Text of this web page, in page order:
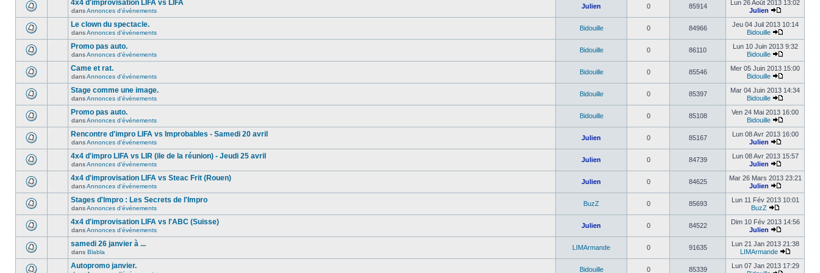
4x4 d'improvisation LIFA vs LIFA
dansAnnonces d'événements
Julien 0 85914
Lun 26 Août 2013 13:02
Julien
Le clown du spectacle.
dansAnnonces d'événements
Bidouille 0 84966
Jeu 04 Juil 2013 10:14
Bidouille
Promo pas auto.
dansAnnonces d'événements
Bidouille 0 86110
Lun 10 Juin 2013 9:32
Bidouille
Came et rat.
dansAnnonces d'événements
Bidouille 0 85546
Mer 05 Juin 2013 15:00
Bidouille
Stage comme une image.
dansAnnonces d'événements
Bidouille 0 85397
Mar 04 Juin 2013 14:34
Bidouille
Promo pas auto.
dansAnnonces d'événements
Bidouille 0 85108
Ven 24 Mai 2013 16:00
Bidouille
Rencontre d'impro LIFA vs Improbables - Samedi 20 avril
dansAnnonces d'événements
Julien 0 85167
Lun 08 Avr 2013 16:00
Julien
4x4 d'impro LIFA vs LIR (ile de la réunion) - Jeudi 25 avril
dansAnnonces d'événements
Julien 0 84739
Lun 08 Avr 2013 15:57
Julien
4x4 d'improvisation LIFA vs Steac Frit (Rouen)
dansAnnonces d'événements
Julien 0 84625
Mar 26 Mars 2013 23:21
Julien
Stages d'Impro : Les Secrets de l'Impro
dansAnnonces d'événements
BuzZ 0 85693
Lun 11 Fév 2013 10:01
BuzZ
4x4 d'improvisation LIFA vs l'ABC (Suisse)
dansAnnonces d'événements
Julien 0 84522
Dim 10 Fév 2013 14:56
Julien
samedi 26 janvier à ...
dans Blabla
LIMArmande 0 91635
Lun 21 Jan 2013 21:38
LIMArmande
Autopromo janvier. Bidouille 0 85339
Lun 07 Jan 2013 17:29